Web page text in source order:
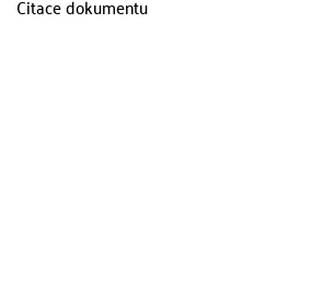
Citace dokumentu